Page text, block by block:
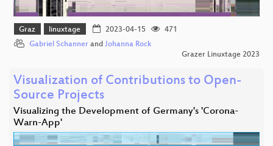
Graz linuxtage 2023-04-15
471
Gabriel Schanner and Johanna Rock
Grazer Linuxtage 2023
Visualization of Contributions to Open-
Source Projects
Visualizing the Development of Germany's 'Corona-
Warn-App'